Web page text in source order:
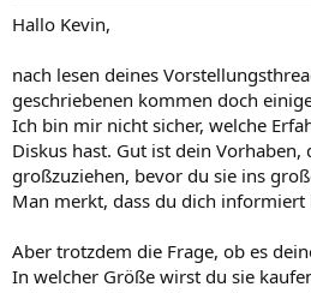
Hallo Kevin,
nach lesen deines
geschriebenen kommen doch
Ich bin mir nicht sicher, welche
Diskus hast. Gut ist dein Vorhaben,
großzuziehen, bevor du sie ins
Man merkt, dass du dich informiert
Aber trotzdem die Frage, ob es
In welcher Größe wirst du sie